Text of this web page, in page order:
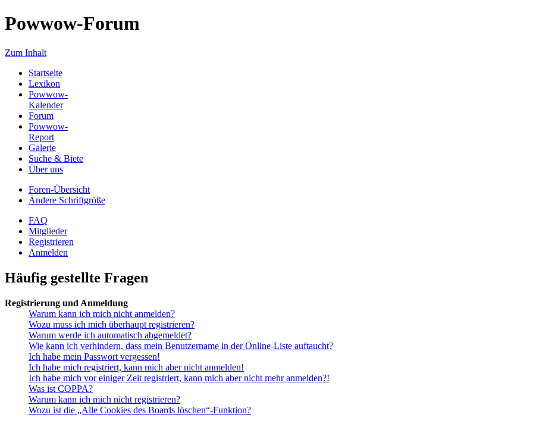
Powwow-Forum
Zum Inhalt
Startseite
Lexikon
Powwow-
Kalender
Forum
Powwow-
Report
Galerie
Suche & Biete
Über uns
Foren-Übersicht
Ändere Schriftgröße
FAQ
Mitglieder
Registrieren
Anmelden
Häufig gestellte Fragen
Registrierung und Anmeldung
Warum kann ich mich nicht anmelden?
Wozu muss ich mich überhaupt registrieren?
Warum werde ich automatisch abgemeldet?
Wie kann ich verhindern, dass mein Benutzername in der Online-Liste auftaucht?
Ich habe mein Passwort vergessen!
Ich habe mich registriert, kann mich aber nicht anmelden!
Ich habe mich vor einiger Zeit registriert, kann mich aber nicht mehr anmelden?!
Was ist COPPA?
Warum kann ich mich nicht registrieren?
Wozu ist die „Alle Cookies des Boards löschen“-Funktion?